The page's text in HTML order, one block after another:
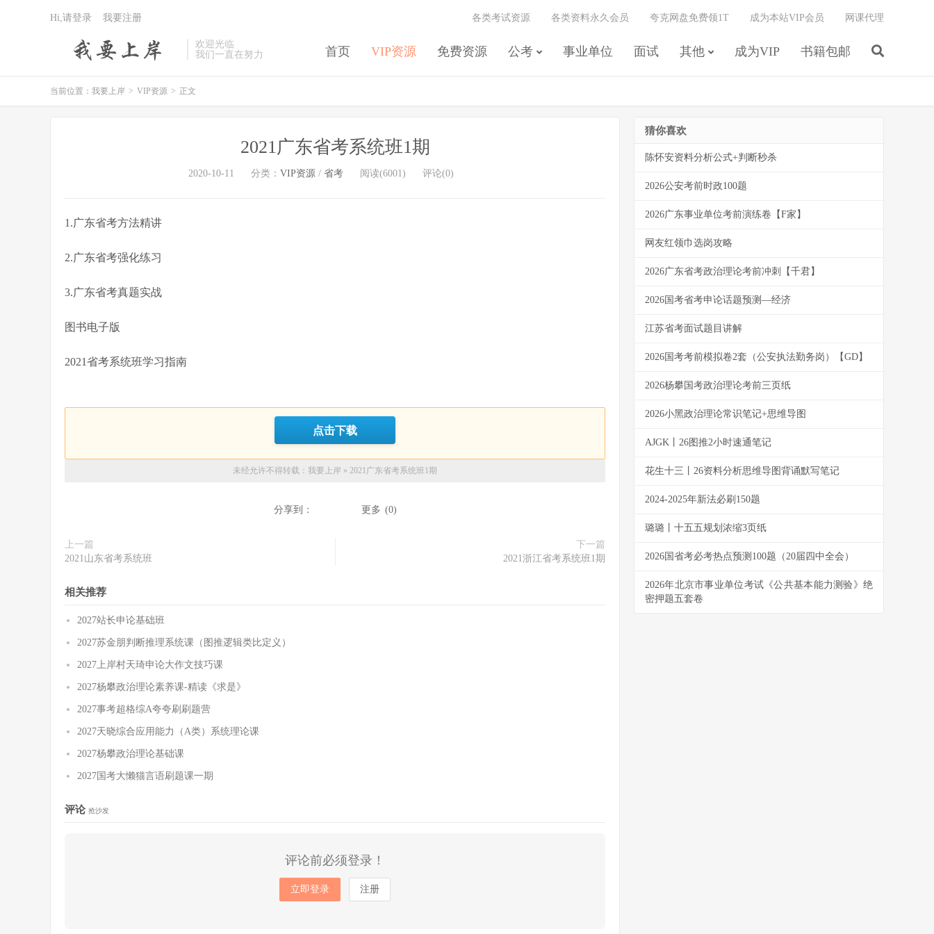
欢迎光临
我们一直在努力
首页 VIP资源 免费资源 公考 事业单位 面试 其他 成为VIP 书籍包邮
各类考试资源 各类资料永久会员 夸克网盘免费领1T 成为本站VIP会员 网课代理
Hi,请登录 我要注册
当前位置： 我要上岸 > VIP资源 > 正文
2021广东省考系统班1期
2020-10-11 分类： VIP资源 / 省考 阅读(6001) 评论(0)
1.广东省考方法精讲
2.广东省考强化练习
3.广东省考真题实战
图书电子版
2021省考系统班学习指南
点击下载
未经允许不得转载： 我要上岸 » 2021广东省考系统班1期
分享到： 更多 (0)
上一篇
2021山东省考系统班
下一篇
2021浙江省考系统班1期
相关推荐
2027站长申论基础班
2027苏金朋判断推理系统课（图推逻辑类比定义）
2027上岸村天琦申论大作文技巧课
2027杨攀政治理论素养课-精读《求是》
2027事考超格综A夸夸刷刷题营
2027天晓综合应用能力（A类）系统理论课
2027杨攀政治理论基础课
2027国考大懒猫言语刷题课一期
评论 抢沙发
评论前必须登录！
立即登录 注册
猜你喜欢
陈怀安资料分析公式+判断秒杀
2026公安考前时政100题
2026广东事业单位考前演练卷【F家】
网友红领巾选岗攻略
2026广东省考政治理论考前冲刺【千君】
2026国考省考申论话题预测—经济
江苏省考面试题目讲解
2026国考考前模拟卷2套（公安执法勤务岗）【GD】
2026杨攀国考政治理论考前三页纸
2026小黑政治理论常识笔记+思维导图
AJGK丨26图推2小时速通笔记
花生十三丨26资料分析思维导图背诵默写笔记
2024-2025年新法必刷150题
璐璐丨十五五规划浓缩3页纸
2026国省考必考热点预测100题（20届四中全会）
2026年北京市事业单位考试《公共基本能力测验》绝
密押题五套卷